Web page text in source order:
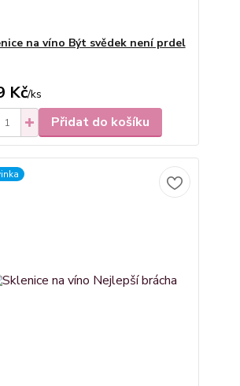
na víno Být svědek není prdel
Kč/ks
Přidat do košíku